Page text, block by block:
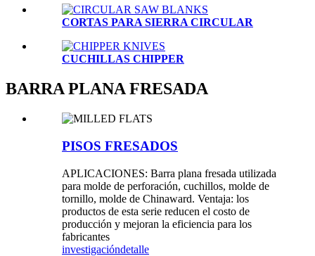
CORTAS PARA SIERRA CIRCULAR
CUCHILLAS CHIPPER
BARRA PLANA FRESADA
PISOS FRESADOS
APLICACIONES: Barra plana fresada utilizada
para molde de perforación, cuchillos, molde de
tornillo, molde de Chinaward. Ventaja: los
productos de esta serie reducen el costo de
producción y mejoran la eficiencia para los
fabricantes
investigacióndetalle